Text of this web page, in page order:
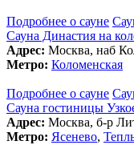
Подробнее о сауне
Сауна Династия на
Адрес: Москва, наб
Метро: Коломенская
Подробнее о сауне
Сауна гостиницы
Адрес: Москва, б-р
Метро: Ясенево,